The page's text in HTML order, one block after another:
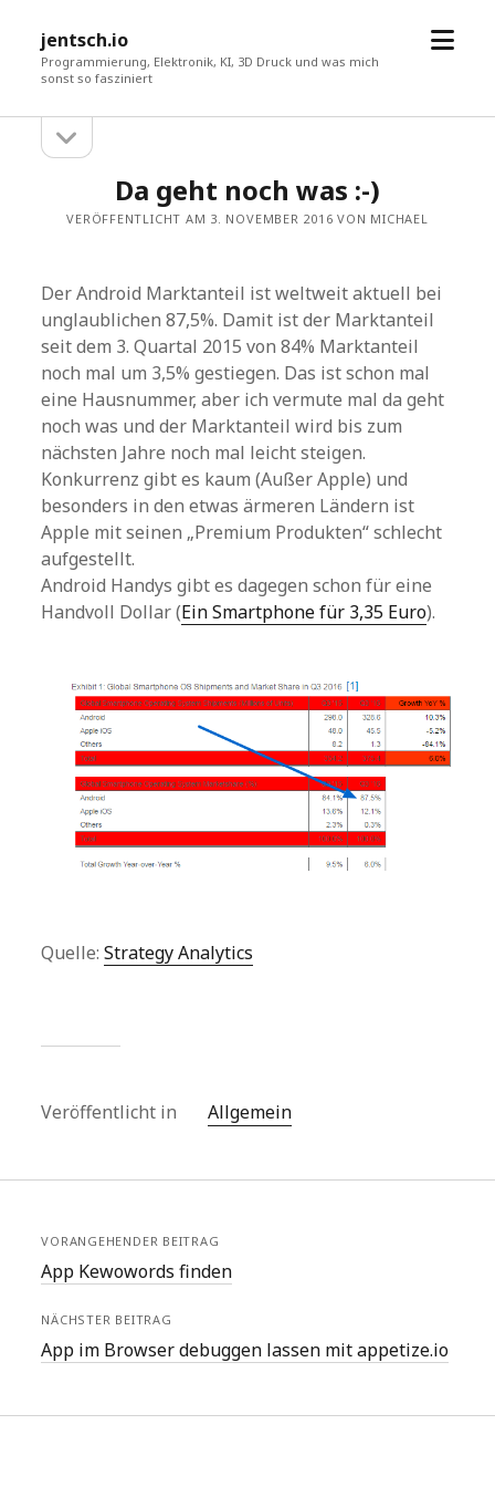
jentsch.io
Programmierung, Elektronik, KI, 3D Druck und was mich
sonst so fasziniert
Menü
Sidebaröffnen
Da geht noch was :-)
VERÖFFENTLICHT AM 3. NOVEMBER 2016 VON MICHAEL
Der Android Marktanteil ist weltweit aktuell bei
unglaublichen 87,5%. Damit ist der Marktanteil
seit dem 3. Quartal 2015 von 84% Marktanteil
noch mal um 3,5% gestiegen. Das ist schon mal
eine Hausnummer, aber ich vermute mal da geht
noch was und der Marktanteil wird bis zum
nächsten Jahre noch mal leicht steigen.
Konkurrenz gibt es kaum (Außer Apple) und
besonders in den etwas ärmeren Ländern ist
Apple mit seinen „Premium Produkten“ schlecht
aufgestellt.
Android Handys gibt es dagegen schon für eine
Handvoll Dollar (Ein Smartphone für 3,35 Euro).
Quelle:Strategy Analytics
Veröffentlicht in Allgemein
VORANGEHENDER BEITRAG
App Kewowords finden
NÄCHSTER BEITRAG
App im Browser debuggen lassen mit appetize.io